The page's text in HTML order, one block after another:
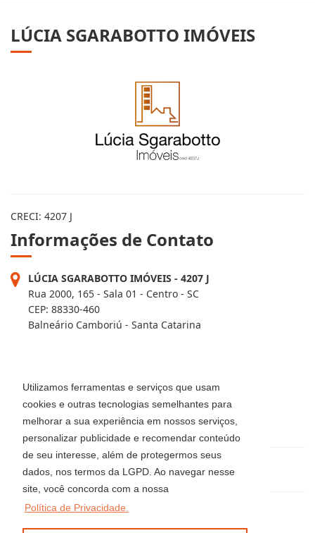
Utilizamos ferramentas e serviços que usam
cookies e outras tecnologias semelhantes para
melhorar a sua experiência em nossos serviços,
personalizar publicidade e recomendar conteúdo
de seu interesse, além de protegermos seus
dados, nos termos da LGPD. Ao navegar nesse
site, você concorda com a nossa
Política de Privacidade.
LÚCIA SGARABOTTO IMÓVEIS
CRECI: 4207 J
Informações de Contato
LÚCIA SGARABOTTO IMÓVEIS - 4207 J
Rua 2000, 165 - Sala 01 - Centro - SC
CEP: 88330-460
Balneário Camboriú - Santa Catarina
Balneário Camboriú - Santa Catarina
CEP: 88330-407
Telefone: (47) 3514-8008
(47) 3344-5942 / 3360-0018 / 99915-0583
locacaoluciaimoveis@gmail.com